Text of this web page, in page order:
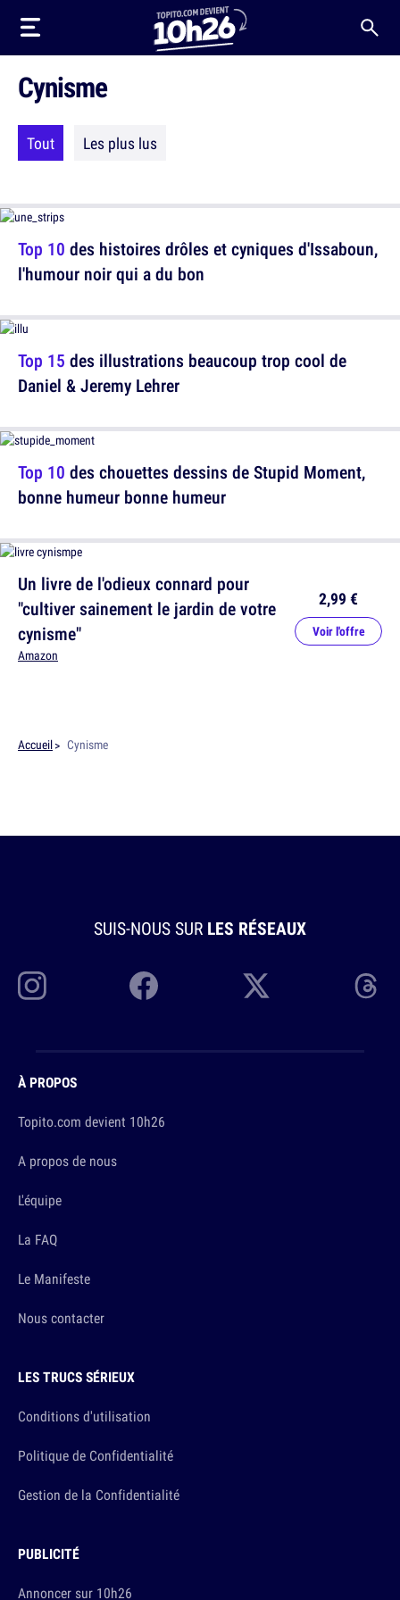
Cynisme
Tout Les plus lus
Top 10 des histoires drôles et cyniques d'Issaboun,
l'humour noir qui a du bon
Top 15 des illustrations beaucoup trop cool de
Daniel & Jeremy Lehrer
Un livre de l'odieux connard pour
"cultiver sainement le jardin de votre
cynisme"
Amazon
2,99 €
Voir l'offre
Top 10 des chouettes dessins de Stupid Moment,
bonne humeur bonne humeur
Accueil Cynisme
SUIS-NOUS SUR LES RÉSEAUX
À PROPOS
Topito.com devient 10h26
A propos de nous
L'équipe
La FAQ
Le Manifeste
Nous contacter
LES TRUCS SÉRIEUX
Conditions d'utilisation
Politique de Confidentialité
Gestion de la Confidentialité
PUBLICITÉ
Annoncer sur 10h26